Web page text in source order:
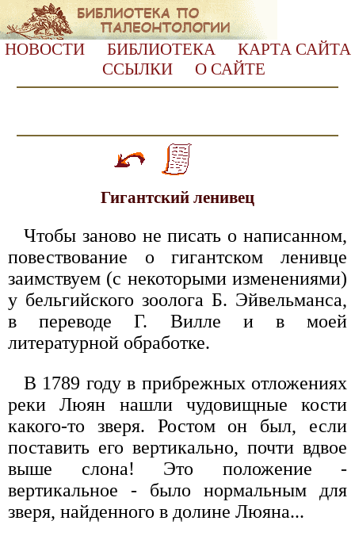
НОВОСТИ БИБЛИОТЕКА
КАРТА САЙТА
ССЫЛКИ
О САЙТЕ
Гигантский ленивец
Чтобы заново не писать о написанном,
повествование о гигантском ленивце
заимствуем (с некоторыми изменениями)
у бельгийского зоолога Б. Эйвельманса,
в переводе Г. Вилле и в моей
литературной обработке.
В 1789 году в прибрежных отложениях
реки Люян нашли чудовищные кости
какого-то зверя. Ростом он был, если
поставить его вертикально, почти вдвое
выше слона! Это положение -
вертикальное - было нормальным для
зверя, найденного в долине Люяна...